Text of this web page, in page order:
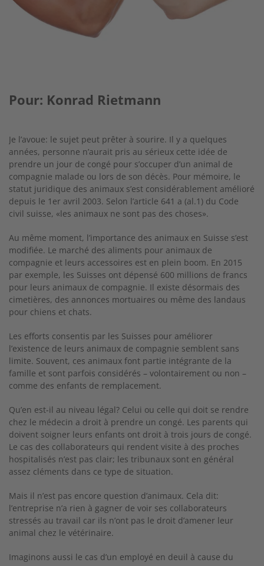
Pour: Konrad Rietmann
Je l’avoue: le sujet peut prêter à sourire. Il y a quelques
années, personne n’aurait pris au sérieux cette idée de
prendre un jour de congé pour s’occuper d’un animal de
compagnie malade ou lors de son décès. Pour mémoire, le
statut juridique des animaux s’est considérablement amélioré
depuis le 1er avril 2003. Selon l’article 641 a (al.1) du Code
civil suisse, «les animaux ne sont pas des choses».
Au même moment, l’importance des animaux en Suisse s’est
modifiée. Le marché des aliments pour animaux de
compagnie et leurs accessoires est en plein boom. En 2015
par exemple, les Suisses ont dépensé 600 millions de francs
pour leurs animaux de compagnie. Il existe désormais des
cimetières, des annonces mortuaires ou même des landaus
pour chiens et chats.
Les efforts consentis par les Suisses pour améliorer
l’existence de leurs animaux de compagnie semblent sans
limite. Souvent, ces animaux font partie intégrante de la
famille et sont parfois considérés – volontairement ou non –
comme des enfants de remplacement.
Qu’en est-il au niveau légal? Celui ou celle qui doit se rendre
chez le médecin a droit à prendre un congé. Les parents qui
doivent soigner leurs enfants ont droit à trois jours de congé.
Le cas des collaborateurs qui rendent visite à des proches
hospitalisés n’est pas clair; les tribunaux sont en général
assez cléments dans ce type de situation.
Mais il n’est pas encore question d’animaux. Cela dit:
l’entreprise n’a rien à gagner de voir ses collaborateurs
stressés au travail car ils n’ont pas le droit d’amener leur
animal chez le vétérinaire.
Imaginons aussi le cas d’un employé en deuil à cause du